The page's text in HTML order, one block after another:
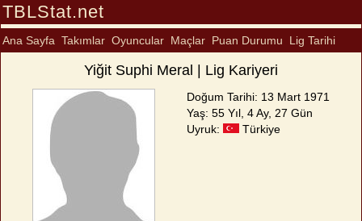
TBLStat.net
Ana Sayfa Takımlar Oyuncular Maçlar Puan Durumu Lig Tarihi
Yiğit Suphi Meral | Lig Kariyeri
Doğum Tarihi: 13 Mart 1971
Yaş: 55 Yıl, 4 Ay, 27 Gün
Uyruk:
Türkiye